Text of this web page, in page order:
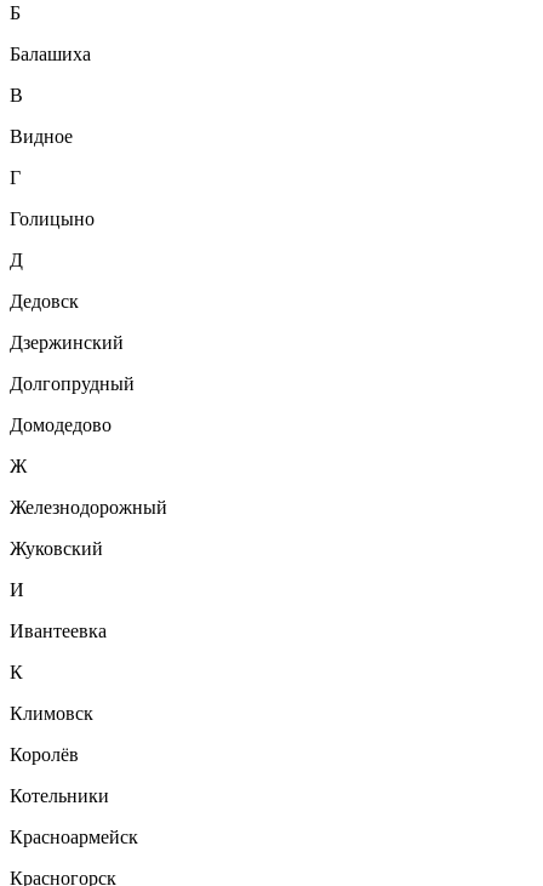
Б
Балашиха
В
Видное
Г
Голицыно
Д
Дедовск
Дзержинский
Долгопрудный
Домодедово
Ж
Железнодорожный
Жуковский
И
Ивантеевка
К
Климовск
Королёв
Котельники
Красноармейск
Красногорск